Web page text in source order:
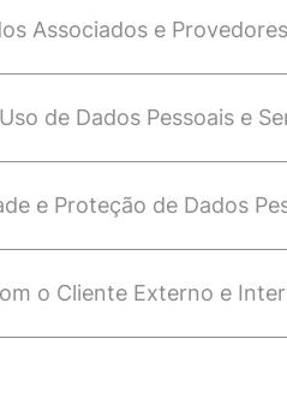
Associados e
de Dados Pessoais e
e Proteção de Dados
o Cliente Externo e